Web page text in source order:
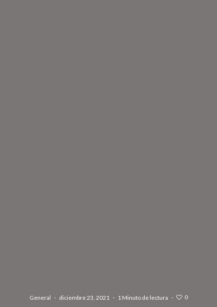
General · diciembre 23, 2021 · 1 Minuto de lectura · 0